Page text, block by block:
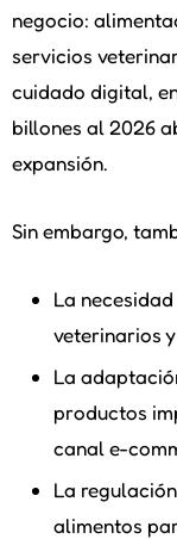
negocio:
servicios
cuidado digital,
billones al 2026
expansión.
Sin embargo,
La
veterinarios
La
productos
canal e-
La
alimentos